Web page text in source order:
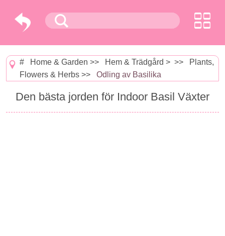
# Home & Garden >> Hem & Trädgård > >>
Plants,
Flowers & Herbs >> Odling av Basilika
Den bästa jorden för Indoor Basil Växter